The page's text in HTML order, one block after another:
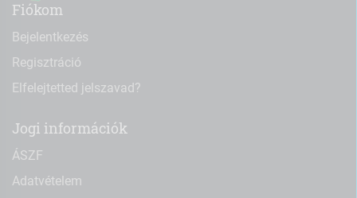
Fiókom
Bejelentkezés
Regisztráció
Elfelejtetted jelszavad?
Jogi információk
ÁSZF
Adatvételem